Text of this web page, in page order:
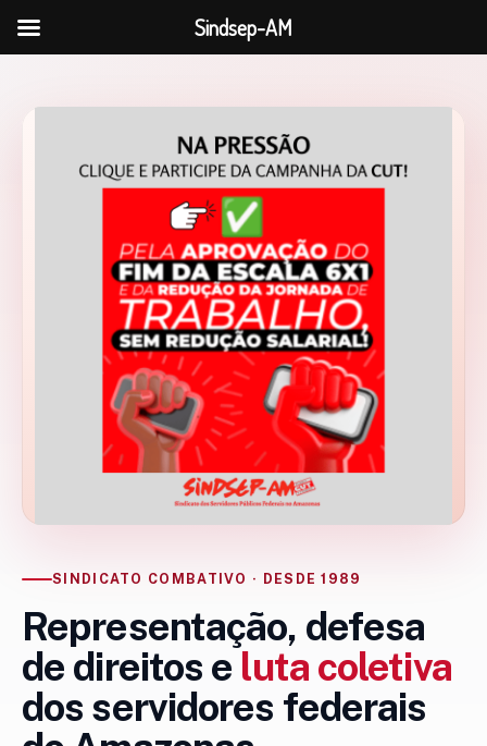
SINDICATO COMBATIVO · DESDE 1989
Representação, defesa
de direitos e luta coletiva
dos servidores federais
Sindsep-AM